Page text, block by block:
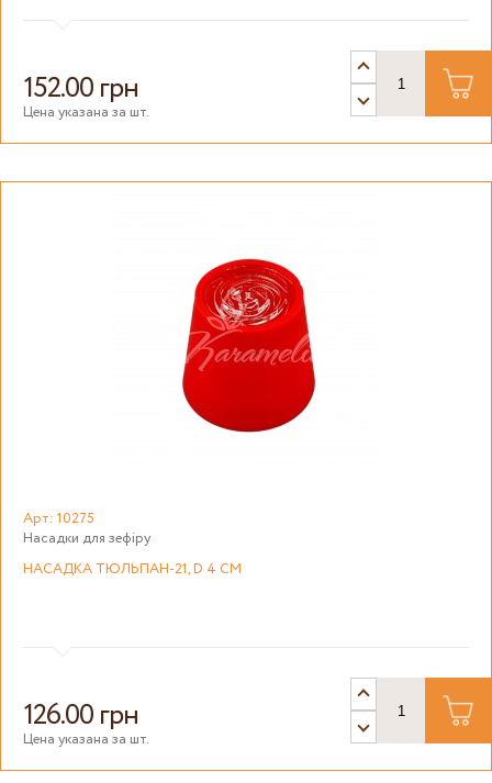
152.00 грн
Цена указана за шт.
Арт: 10275
Насадки для зефіру
НАСАДКА ТЮЛЬПАН-21, D 4 СМ
126.00 грн
Цена указана за шт.